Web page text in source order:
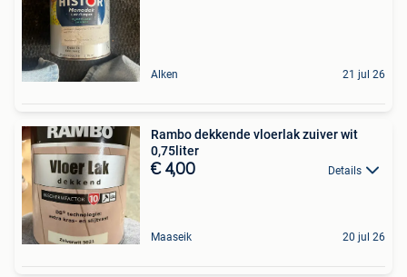
Alken 21 jul 26
Rambo dekkende vloerlak zuiver wit
0,75liter
€ 4,00 Details
Maaseik 20 jul 26